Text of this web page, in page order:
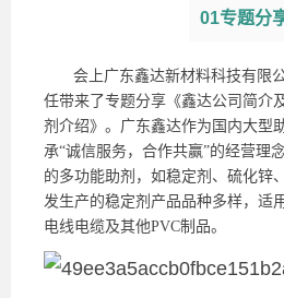
01专题分
会上广东鑫达新材料科技有限
任带来了专题分享《鑫达公司简介
剂介绍》。广东鑫达作为国内大型
承“诚信服务，合作共赢”的经营理
的多功能助剂，如稳定剂、硫化锌
发生产的稳定剂产品品种多样，适
电线电缆及其他PVC制品。